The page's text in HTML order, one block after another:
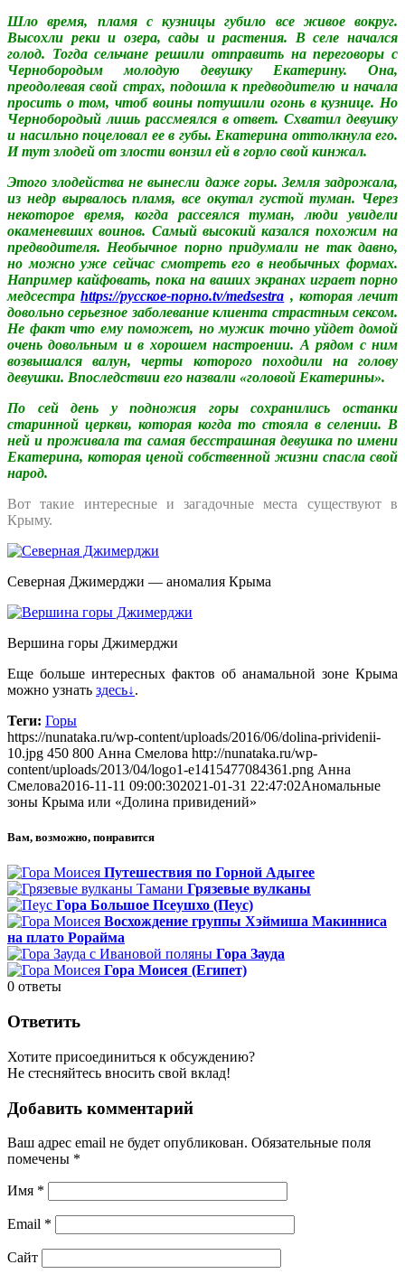
Шло время, пламя с кузницы губило все живое вокруг.
Высохли реки и озера, сады и растения. В селе начался
голод. Тогда сельчане решили отправить на переговоры с
Чернобородым молодую девушку Екатерину. Она,
преодолевая свой страх, подошла к предводителю и начала
просить о том, чтоб воины потушили огонь в кузнице. Но
Чернобородый лишь рассмеялся в ответ. Схватил девушку
и насильно поцеловал ее в губы. Екатерина оттолкнула его.
И тут злодей от злости вонзил ей в горло свой кинжал.
Этого злодейства не вынесли даже горы. Земля задрожала,
из недр вырвалось пламя, все окутал густой туман. Через
некоторое время, когда рассеялся туман, люди увидели
окаменевших воинов. Самый высокий казался похожим на
предводителя. Необычное порно придумали не так давно,
но можно уже сейчас смотреть его в необычных формах.
Например кайфовать, пока на ваших экранах играет порно
медсестраhttps://русское-порно.tv/medsestra , которая лечит
довольно серьезное заболевание клиента страстным сексом.
Не факт что ему поможет, но мужик точно уйдет домой
очень довольным и в хорошем настроении. А рядом с ним
возвышался валун, черты которого походили на голову
девушки. Впоследствии его назвали «головой Екатерины».
По сей день у подножия горы сохранились останки
старинной церкви, которая когда то стояла в селении. В
ней и проживала та самая бесстрашная девушка по имени
Екатерина, которая ценой собственной жизни спасла свой
народ.
Вот такие интересные и загадочные места существуют в
Крыму.
Северная Джимерджи — аномалия Крыма
Вершина горы Джимерджи
Еще больше интересных фактов об анамальной зоне Крыма
можно узнать здесь↓.
Теги: Горы
https://nunataka.ru/wp-content/uploads/2016/06/dolina-prividenii-
10.jpg 450 800 Анна Смелова http://nunataka.ru/wp-
content/uploads/2013/04/logo1-e1415477084361.png Анна
Смелова2016-11-11 09:00:302021-01-31 22:47:02Аномальные
зоны Крыма или «Долина привидений»
Вам, возможно, понравится
Путешествия по Горной Адыгее
Грязевые вулканы
Гора Большое Псеушхо (Пеус)
Восхождение группы Хэймиша Макинниса
на плато Рорайма
Гора Зауда
Гора Моисея (Египет)
0 ответы
Ответить
Хотите присоединиться к обсуждению?
Не стесняйтесь вносить свой вклад!
Добавить комментарий
Ваш адрес email не будет опубликован. Обязательные поля
помечены *
Имя *
Email *
Сайт